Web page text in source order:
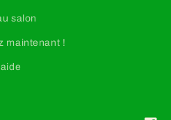
salon
maintenant !